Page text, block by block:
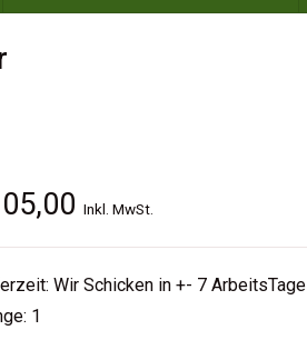
Inkl. MwSt.
Wir Schicken in +- 7 ArbeitsTage
1